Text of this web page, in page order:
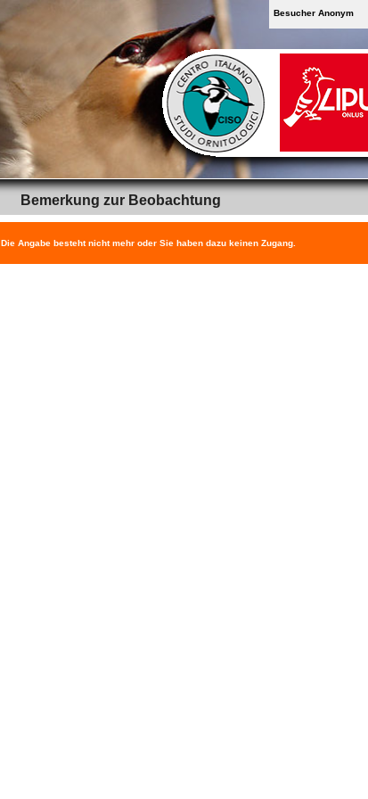
Besucher Anonym
Bemerkung zur Beobachtung
Die Angabe besteht nicht mehr oder Sie haben dazu keinen Zugang.